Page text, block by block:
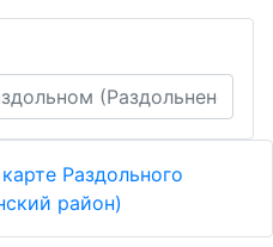
Раздольного
район)